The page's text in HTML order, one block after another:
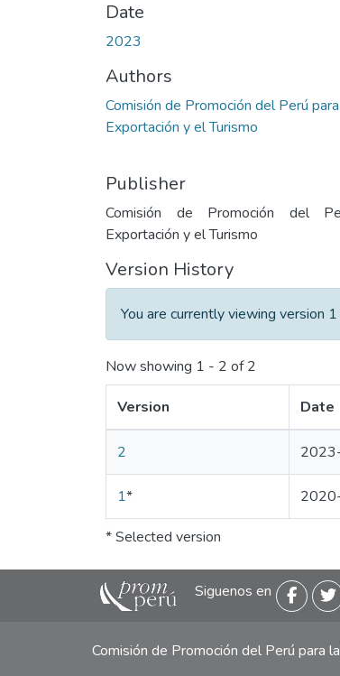
Date
2023
Authors
Comisión de Promoción del Perú
Exportación y el Turismo
Publisher
Comisión de Promoción del
Exportación y el Turismo
Version History
You are currently viewing version
Now showing 1 - 2 of 2
Version Date
2
1*
* Selected version
Siguenos en
Comisión de Promoción del Perú para